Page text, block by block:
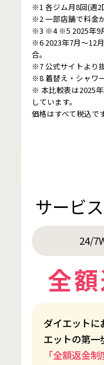
※1 各ジム月8回(週2
※2 一部店舗で料金
※3 ※4 ※5 2025年9
※6 2023年7月～12
合。
※7 公式サイトより抜
※8 着替え・シャワ
※ 本比較表は2025
しています。
価格はすべて税込です
サービ
24/
全
ダイエットに
エットの第一
「全額返金制